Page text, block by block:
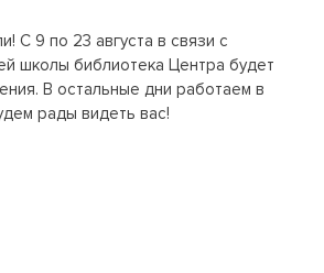
С 9 по 23 августа в связи с
школы библиотека Центра будет
В остальные дни работаем в
рады видеть вас!